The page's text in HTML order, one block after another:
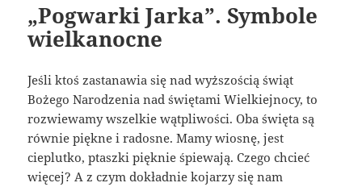
„Pogwarki Jarka”. Symbole
wielkanocne
Jeśli ktoś zastanawia się nad wyższością świąt
Bożego Narodzenia nad świętami Wielkiejnocy, to
rozwiewamy wszelkie wątpliwości. Oba święta są
równie piękne i radosne. Mamy wiosnę, jest
cieplutko, ptaszki pięknie śpiewają. Czego chcieć
więcej? A z czym dokładnie kojarzy się nam